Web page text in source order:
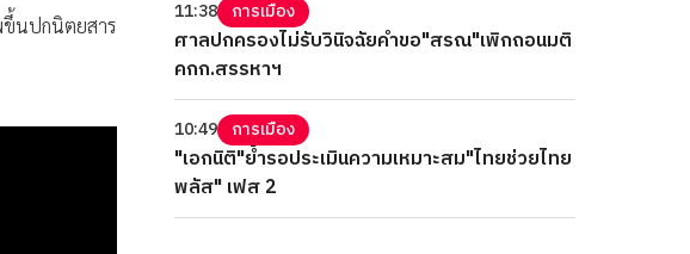
ขึ้นปกนิตยสาร
11:38 การเมือง
ศาลปกครองไม่รับวินิจฉัยคำขอ"สรณ"เพิกถอนมติ
คกก.สรรหาฯ
10:49 การเมือง
"เอกนิติ"ย้ำรอประเมินความเหมาะสม"ไทยช่วยไทย
พลัส" เฟส 2